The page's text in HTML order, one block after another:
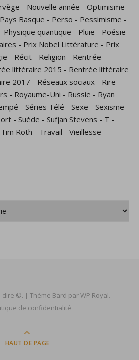
- Nouvelle année - Optimisme
Pays Basque - Perso - Pessimisme -
- Physique quantique - Pluie - Poésie
- Prix Nobel Littérature - Prix
- Récit - Religion - Rentrée
littéraire 2015 - Rentrée littéraire
2017 - Réseaux sociaux - Rire -
- Royaume-Uni - Russie - Ryan
- Séries Télé - Sexe - Sexisme -
- Suède - Sufjan Stevens - T -
Tim Roth - Travail - Vieillesse -
dire ©. | Thème Bard parWP Royal.
de confidentialité
HAUT DE PAGE